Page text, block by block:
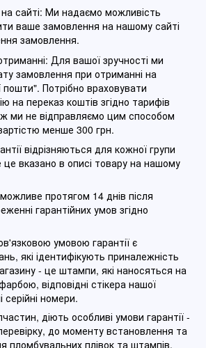
сайті: Ми надаємо можливість
ваше замовлення на нашому сайті
замовлення.
Для вашої зручності ми
замовлення при отриманні на
пошти". Потрібно враховувати
на переказ коштів згідно тарифів
ми не відправляємо цим способом
менше 300 грн.
відрізняються для кожної групи
це вказано в описі товару на нашому
протягом 14 днів після
гарантійних умов згідно
умовою гарантії є
які ідентифікують приналежність
- це штампи, які наносяться на
відповідні стікера нашої
серійні номери.
діють особливі умови гарантії -
до моменту встановлення та
пломбувальних плівок та штампів.